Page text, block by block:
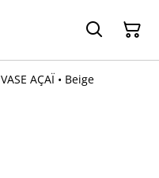
VASE AÇAÏ • Beige